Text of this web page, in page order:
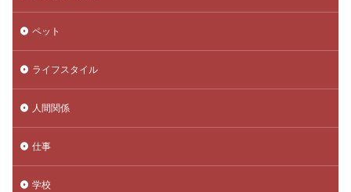
ペット
ライフスタイル
人間関係
仕事
学校